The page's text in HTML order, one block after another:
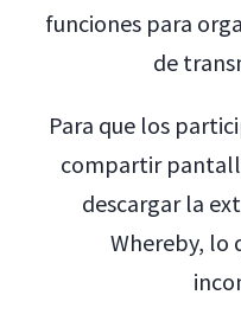
funciones para
de
Para que los
compartir
descargar la
Whereby, lo